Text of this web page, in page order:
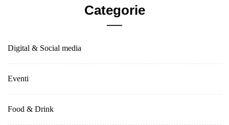
Categorie
Digital & Social media
Eventi
Food & Drink